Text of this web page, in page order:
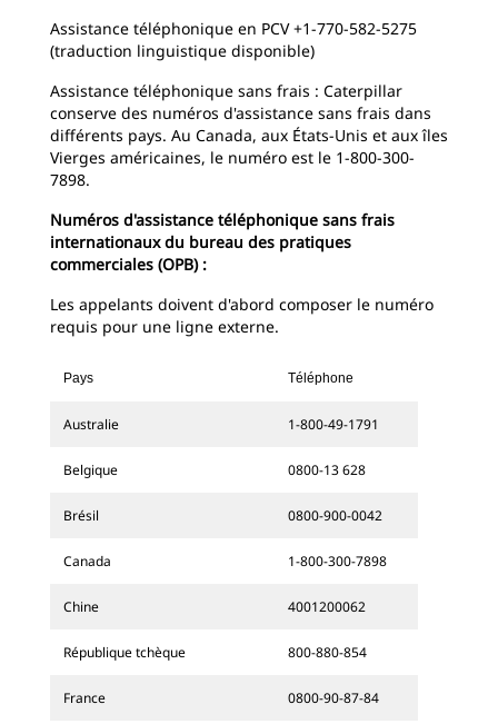
Assistance téléphonique en PCV +1-770-582-5275
(traduction linguistique disponible)
Assistance téléphonique sans frais : Caterpillar
conserve des numéros d'assistance sans frais dans
différents pays. Au Canada, aux États-Unis et aux îles
Vierges américaines, le numéro est le 1-800-300-
7898.
Numéros d'assistance téléphonique sans frais
internationaux du bureau des pratiques
commerciales (OPB) :
Les appelants doivent d'abord composer le numéro
requis pour une ligne externe.
Pays Téléphone
Australie 1-800-49-1791
Belgique 0800-13 628
Brésil 0800-900-0042
Canada 1-800-300-7898
Chine 4001200062
République tchèque 800-880-854
France 0800-90-87-84